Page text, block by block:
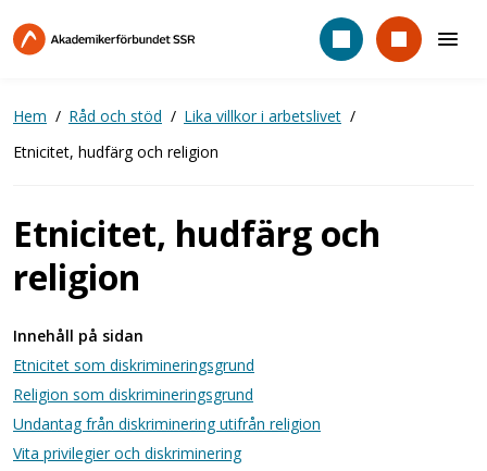
till
Hem Råd och stöd
Lika villkor i arbetslivet
Etnicitet, hudfärg och religion
Etnicitet, hudfärg och
religion
Innehåll på sidan
Etnicitet som diskrimineringsgrund
Religion som diskrimineringsgrund
Undantag från diskriminering utifrån religion
Vita privilegier och diskriminering